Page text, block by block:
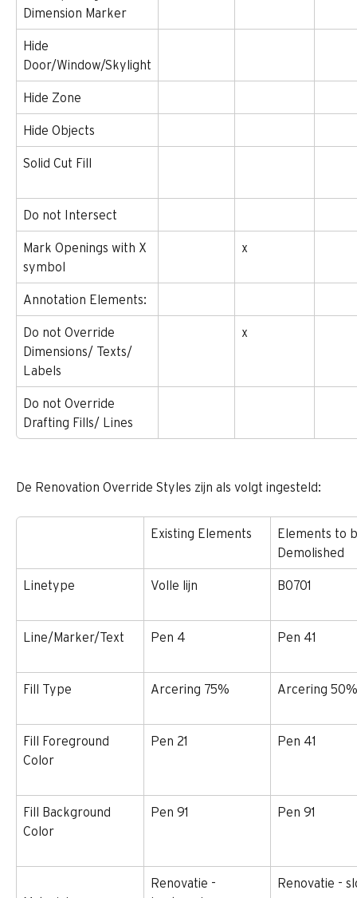
Dimension Marker
Hide
Door/Window/Skylight
Hide Zone
Hide Objects
Solid Cut Fill
Do not Intersect
Mark Openings with X
symbol
x
Annotation Elements:
Do not Override
Dimensions/ Texts/
Labels
x
Do not Override
Drafting Fills/ Lines
De Renovation Override Styles zijn als volgt ingesteld:
Existing Elements
Elements to
Demolished
Linetype Volle lijn B0701
Line/Marker/Text Pen 4 Pen 41
Fill Type Arcering 75% Arcering 50%
Fill Foreground
Color
Pen 21 Pen 41
Fill Background
Color
Pen 91 Pen 91
Renovatie -
Renovatie -